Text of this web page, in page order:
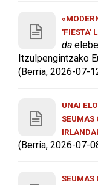
'FIESTA'
da
Itzulpengintzako
(Berria, 2026-07-
UNAI
SEUMAS
(Berria, 2026-07-
SEUMAS